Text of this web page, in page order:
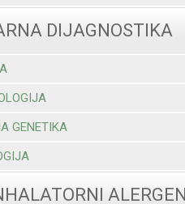
DIJAGNOSTIKA
GENETIKA